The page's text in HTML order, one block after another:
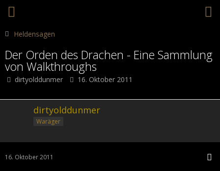
Heldensagen
Der Orden des Drachen - Eine Sammlung
von Walkthroughs
dirtyolddunmer 16. Oktober 2011
dirtyolddunmer
Waräger
16. Oktober 2011